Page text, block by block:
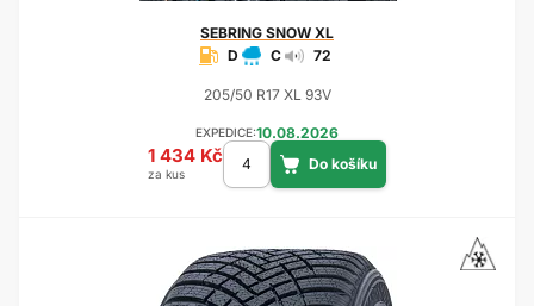
SEBRING SNOW XL
D
C 72
205/50 R17 XL 93V
EXPEDICE:10.08.2026
1 434 Kč
za kus